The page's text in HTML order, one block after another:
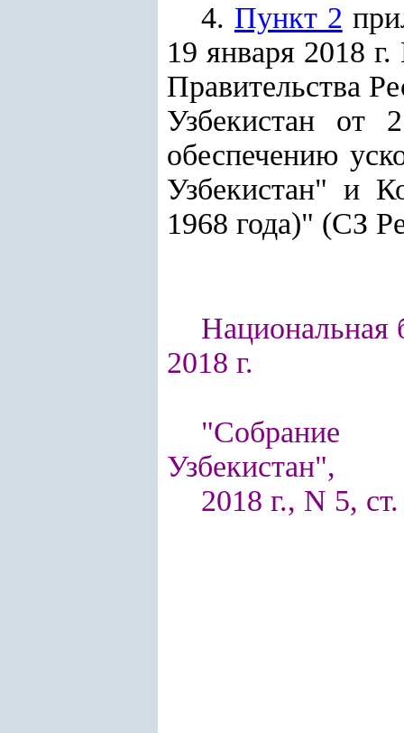
4. Пункт 2
19 января 2018
Правительства
Узбекистан
обеспечению
Узбекистан" и
1968 года)" (СЗ
Национальная
2018 г.
"Собрание
Узбекистан",
2018 г., N 5,